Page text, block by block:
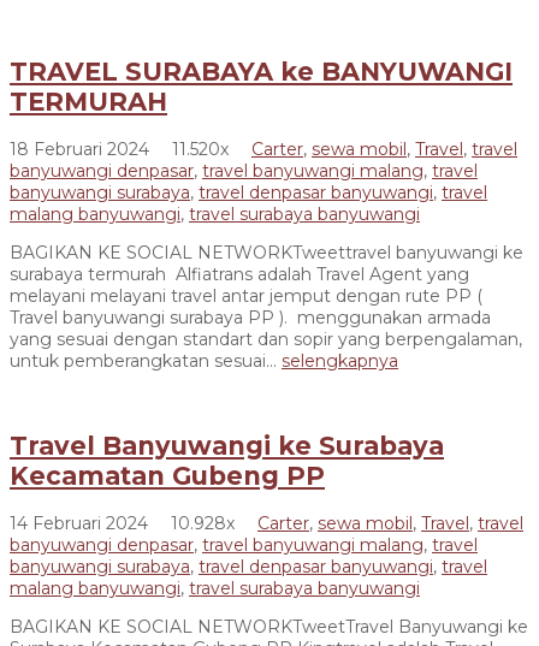
TRAVEL SURABAYA ke BANYUWANGI
TERMURAH
18 Februari 2024 11.520x Carter, sewa mobil, Travel, travel
banyuwangi denpasar, travel banyuwangi malang, travel
banyuwangi surabaya, travel denpasar banyuwangi, travel
malang banyuwangi, travel surabaya banyuwangi
BAGIKAN KE SOCIAL NETWORKTweettravel banyuwangi ke
surabaya termurah Alfiatrans adalah Travel Agent yang
melayani melayani travel antar jemput dengan rute PP (
Travel banyuwangi surabaya PP ). menggunakan armada
yang sesuai dengan standart dan sopir yang berpengalaman,
untuk pemberangkatan sesuai... selengkapnya
Travel Banyuwangi ke Surabaya
Kecamatan Gubeng PP
14 Februari 2024 10.928x Carter, sewa mobil, Travel, travel
banyuwangi denpasar, travel banyuwangi malang, travel
banyuwangi surabaya, travel denpasar banyuwangi, travel
malang banyuwangi, travel surabaya banyuwangi
BAGIKAN KE SOCIAL NETWORKTweetTravel Banyuwangi ke